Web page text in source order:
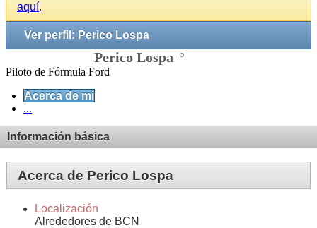
aquí.
Ver perfil: Perico Lospa
Perico Lospa
Piloto de Fórmula Ford
Acerca de mi
...
Información básica
Acerca de Perico Lospa
Localización
Alrededores de BCN